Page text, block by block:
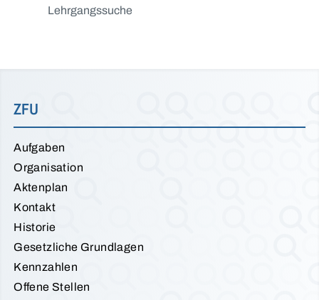
Lehrgangssuche
ZFU
Aufgaben
Organisation
Aktenplan
Kontakt
Historie
Gesetzliche Grundlagen
Kennzahlen
Offene Stellen